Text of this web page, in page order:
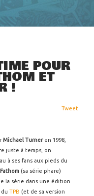
POUR
ET
!
Tweet
Michael Turneren 1998,
juste à temps, on
à ses fans aux pieds du
Fathom (sa série phare)
la série dans une édition
TPB (et de sa version